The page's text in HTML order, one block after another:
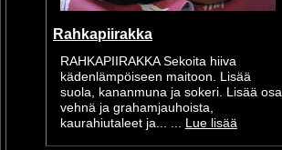
Rahkapiirakka
RAHKAPIIRAKKA Sekoita hiiva
kädenlämpöiseen maitoon. Lisää
suola, kananmuna ja sokeri. Lisää osa
vehnä ja grahamjauhoista,
kaurahiutaleet ja... ...
Lue lisää